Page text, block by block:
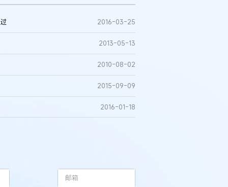
2016-03-25
2013-05-13
2010-08-02
2015-09-09
2016-01-18